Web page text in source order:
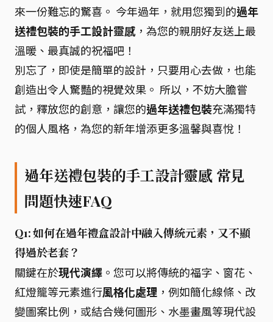
來一份難忘的驚喜。 今年過年，就用您獨到的過年
送禮包裝的手工設計靈感，為您的親朋好友送上最
溫暖、最真誠的祝福吧！
別忘了，即使是簡單的設計，只要用心去做，也能
創造出令人驚豔的視覺效果。 所以，不妨大膽嘗
試，釋放您的創意，讓您的過年送禮包裝充滿獨特
的個人風格，為您的新年增添更多溫馨與喜悅！
過年送禮包裝的手工設計靈感 常見
問題快速FAQ
Q1: 如何在過年禮盒設計中融入傳統元素，又不顯
得過於老套？
關鍵在於現代演繹 。您可以將傳統的福字、窗花、
紅燈籠等元素進行風格化處理 ，例如簡化線條、改
變圖案比例，或結合幾何圖形、水墨畫風等現代設